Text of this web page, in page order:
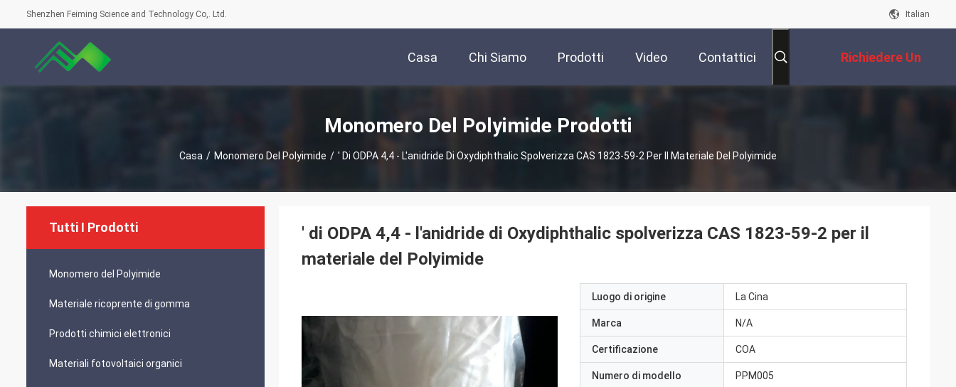
Shenzhen Feiming Science and Technology Co,. Ltd. Italian
Casa Chi Siamo Prodotti Video Contattici Richiedere Un
Preventivo
Monomero Del Polyimide Prodotti
Casa / Monomero Del Polyimide / ′ Di ODPA 4,4 - L'anidride Di Oxydiphthalic Spolverizza CAS 1823-59-2 Per Il Materiale Del Polyimide
Tutti I Prodotti
Monomero del Polyimide
Materiale ricoprente di gomma
Prodotti chimici elettronici
Materiali fotovoltaici organici
′ di ODPA 4,4 - l'anidride di Oxydiphthalic spolverizza CAS 1823-59-2 per il
materiale del Polyimide
Luogo di origine La Cina
Marca N/A
Certificazione COA
Numero di modello PPM005